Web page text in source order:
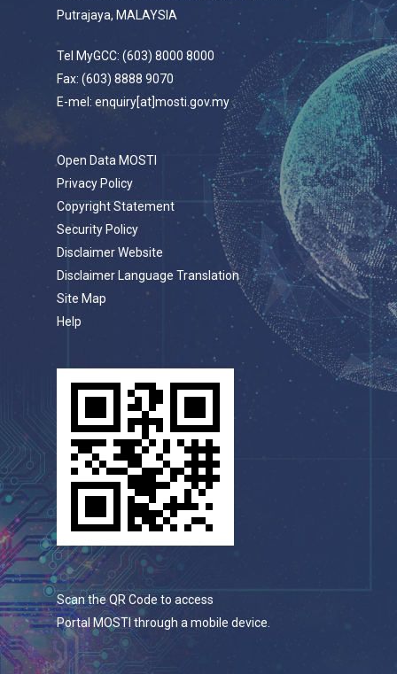
Putrajaya, MALAYSIA
Tel MyGCC: (603) 8000 8000
Fax: (603) 8888 9070
E-mel: enquiry[at]mosti.gov.my
Open Data MOSTI
Privacy Policy
Copyright Statement
Security Policy
Disclaimer Website
Disclaimer Language Translation
Site Map
Help
Scan the QR Code to access
Portal MOSTI through a mobile device.